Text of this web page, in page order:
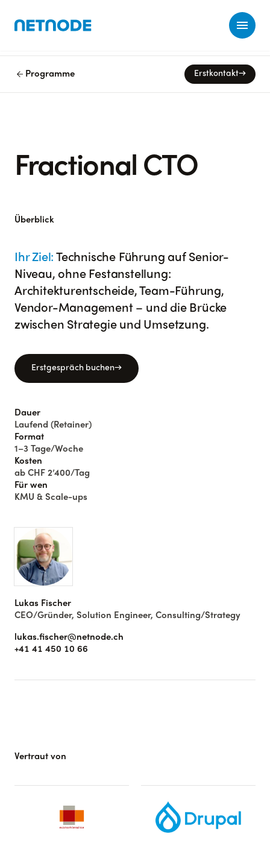
arrow_back Programme Erstkontakt→
Fractional CTO
Überblick
Ihr Ziel: Technische Führung auf Senior-
Niveau, ohne Festanstellung:
Architekturentscheide, Team-Führung,
Vendor-Management – und die Brücke
zwischen Strategie und Umsetzung.
Erstgespräch buchen→
Dauer
Laufend (Retainer)
Format
1–3 Tage/Woche
Kosten
ab CHF 2’400/Tag
Für wen
KMU & Scale-ups
Lukas Fischer
CEO/Gründer, Solution Engineer, Consulting/Strategy
lukas.fischer@netnode.ch
+41 41 450 10 66
Vertraut von